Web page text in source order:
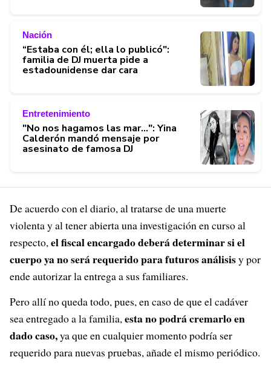
Nación
“Estaba con él; ella lo publicó":
familia de DJ muerta pide a
estadounidense dar cara
Entretenimiento
"No nos hagamos las mar...": Yina
Calderón mandó mensaje por
asesinato de famosa DJ
De acuerdo con el diario, al tratarse de una muerte
violenta y al tener abierta una investigación en curso al
respecto, el fiscal encargado deberá determinar si el
cuerpo ya no será requerido para futuros análisisy por
ende autorizar la entrega a sus familiares.
Pero allí no queda todo, pues, en caso de que el cadáver
sea entregado a la familia, esta no podrá cremarlo en
dado caso,ya que en cualquier momento podría ser
requerido para nuevas pruebas, añade el mismo periódico.